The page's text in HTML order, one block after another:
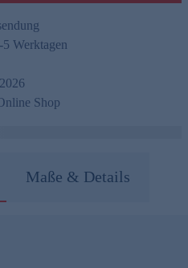
Werktagen
Shop
Maße & Details